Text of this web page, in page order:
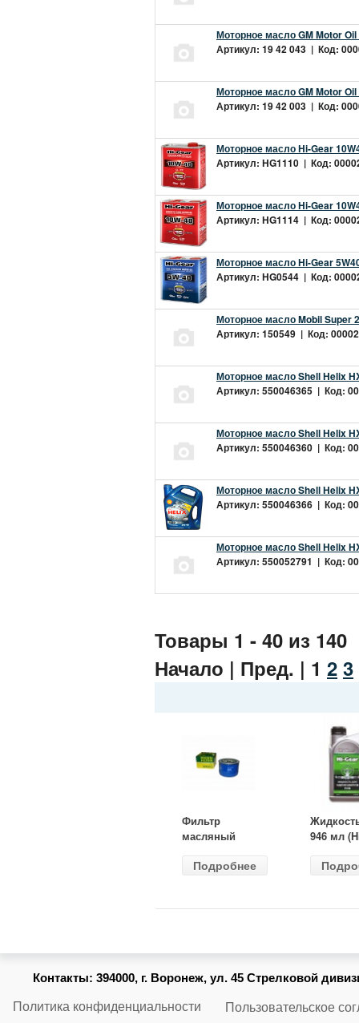
Моторное масло GM Motor Oil
Артикул: 19 42 043 | Код:
Моторное масло GM Motor
Артикул: 19 42 003 | Код:
Моторное масло Hi-Gear
Артикул: HG1110 | Код:
Моторное масло Hi-Gear
Артикул: HG1114 | Код:
Моторное масло Hi-Gear
Артикул: HG0544 | Код:
Моторное масло Mobil Super
Артикул: 150549 | Код:
Моторное масло Shell Helix
Артикул: 550046365 | Код:
Моторное масло Shell Helix
Артикул: 550046360 | Код:
Моторное масло Shell Helix
Артикул: 550046366 | Код:
Моторное масло Shell Helix
Артикул: 550052791 | Код:
Товары 1 - 40 из 140
Начало | Пред. | 1 2 3
Фильтр
масляный
(MANN) W
Подробнее
946 мл
Контакты: 394000, г. Воронеж, ул. 45 Стрелковой
Политика конфиденциальности Пользовательское